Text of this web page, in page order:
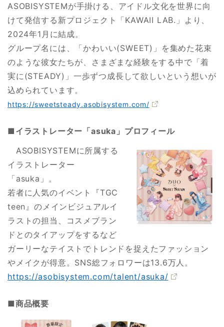
ASOBISYSTEMが手掛ける、アイドル文化を世界に向
けて発信する新プロジェクト「KAWAII LAB.」より、
2024年1月に結成。
グループ名には、「かわいい(SWEET)」を集めた花束
のような彼女たちが、さまざまな経験をする中で「着
実に(STEADY)」一歩ずつ成長して欲しいという想いが
込められています。
https://sweetsteady.asobisystem.com/
■イラストレーター「asuka」プロフィール
ASOBISYSTEMに所属する
イラストレーター
「asuka」。
若者に人気のイベント『TGC
teen』のメインビジュアルイ
ラストの担当、コスメブラン
ドとのタイアップをするなど
ガーリーなテイストでトレンドを捉えたファッション
やメイクが得意。SNS総フォロワーは13.6万人。
https://asobisystem.com/talent/asuka/
■商品概要